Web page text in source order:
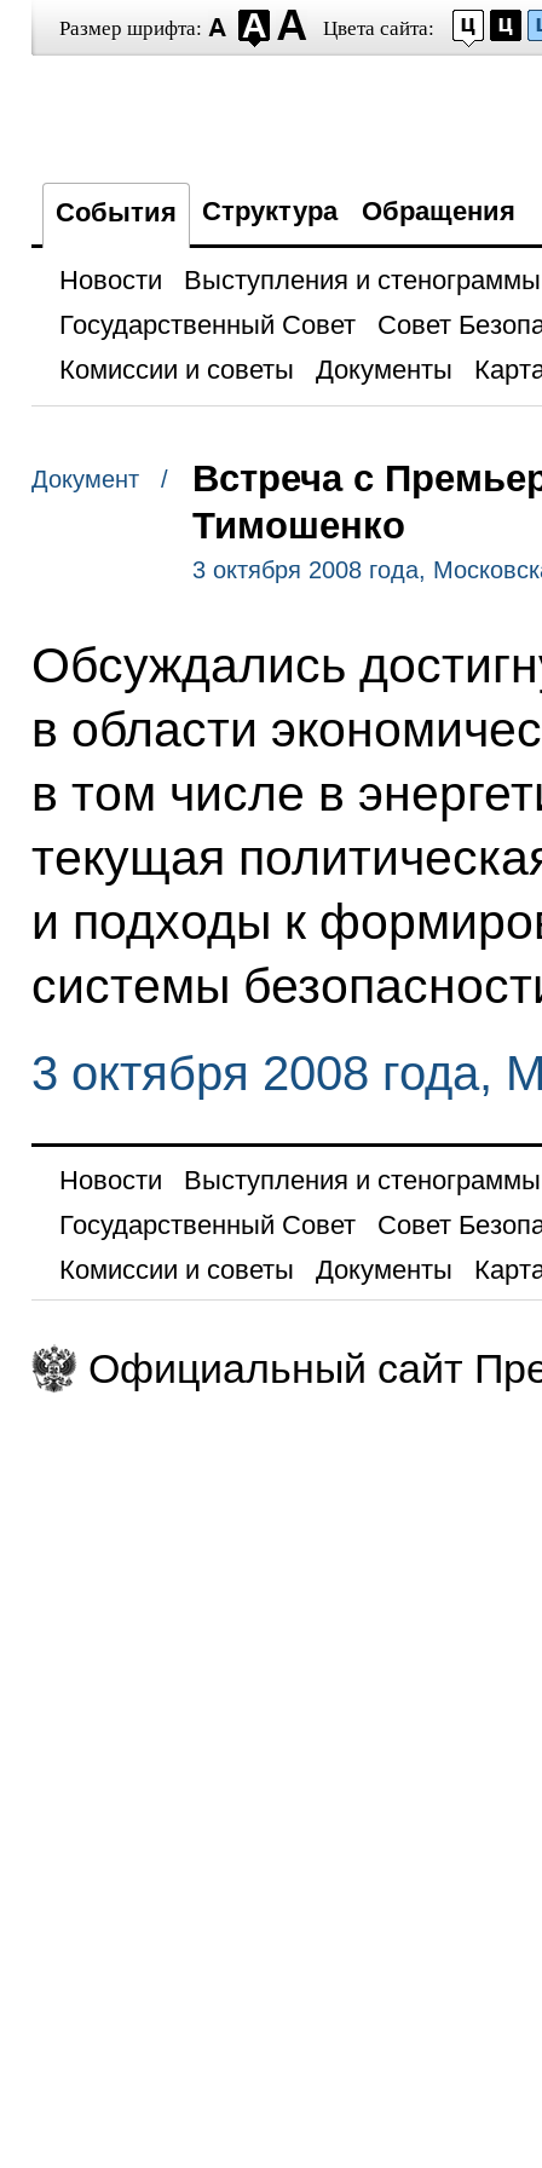
Размер шрифта: Цвета сайта:
События Структура Обращения
Новости
Выступления и стенограммы
Государственный Совет
Совет
Комиссии и советы
Документы
Документ /
Встреча с
Тимошенко
3 октября 2008 года,
Обсуждались
в области
в том числе в
текущая
и подходы к
системы
3 октября 2008 года,
Новости
Выступления и стенограммы
Государственный Совет
Совет
Комиссии и советы
Документы
Официальный сайт